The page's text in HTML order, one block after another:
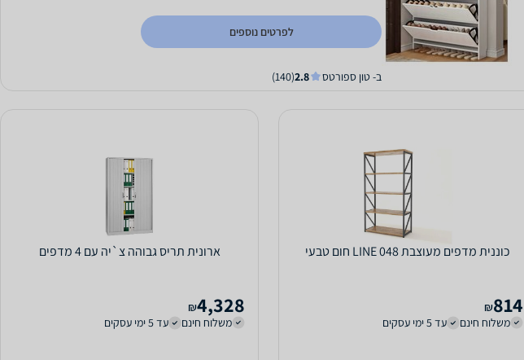
לפרטים נוספים
ב- טון ספורטס 2.8
(140)
כוננית מדפים מעוצבת LINE 048 חום טבעי
814
₪
משלוח חינם
עד 5 ימי עסקים
ארונית תריס גבוהה צ`יה עם 4 מדפים
4,328
₪
משלוח חינם
עד 5 ימי עסקים